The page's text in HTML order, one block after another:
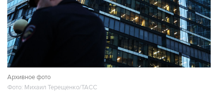
Архивное фото
Фото: Михаил Терещенко/ТАСС